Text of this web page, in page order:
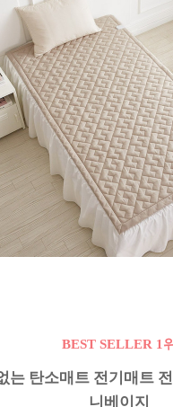
BEST SELLER 1위
탄소매트 전기매트
니베이지